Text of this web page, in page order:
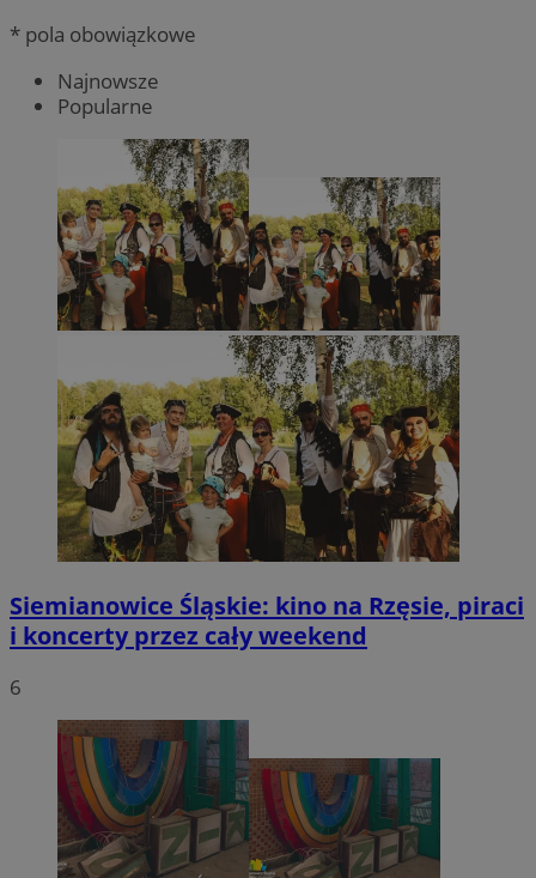
* pola obowiązkowe
Najnowsze
Popularne
Siemianowice Śląskie: kino na Rzęsie, piraci
i koncerty przez cały weekend
6